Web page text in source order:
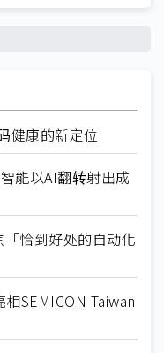
健康的新定位
能以AI翻转射出成
恰到好处的自动化
SEMICON Taiwan